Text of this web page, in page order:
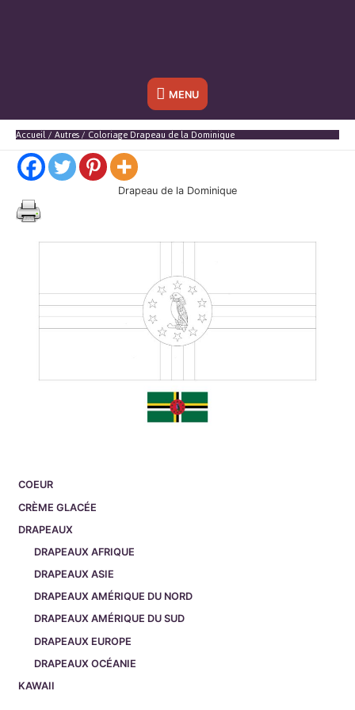
Sous
l'en-
MENU
Accueil Autres Coloriage Drapeau de la Dominique
COEUR
CRÈME GLACÉE
DRAPEAUX
DRAPEAUX AFRIQUE
DRAPEAUX ASIE
DRAPEAUX AMÉRIQUE DU NORD
DRAPEAUX AMÉRIQUE DU SUD
DRAPEAUX EUROPE
DRAPEAUX OCÉANIE
KAWAII
Drapeau de la Dominique